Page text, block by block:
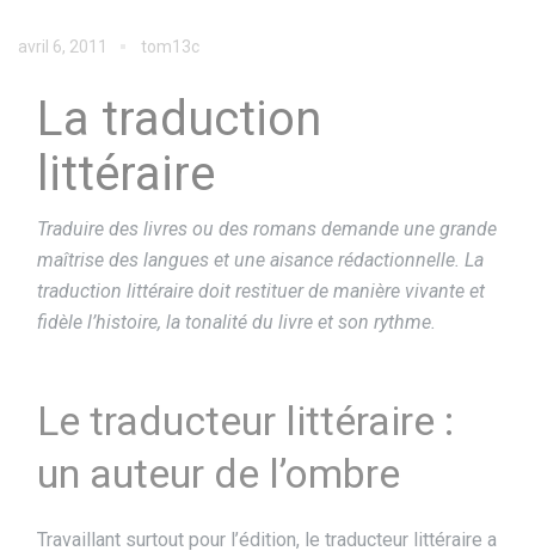
avril 6, 2011 tom13c
La traduction
littéraire
Traduire des livres ou des romans demande une grande
maîtrise des langues et une aisance rédactionnelle. La
traduction littéraire doit restituer de manière vivante et
fidèle l’histoire, la tonalité du livre et son rythme.
Le traducteur littéraire :
un auteur de l’ombre
Travaillant surtout pour l’édition, le traducteur littéraire a